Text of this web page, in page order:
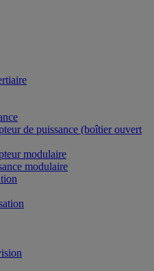
de puissance (boîtier ouvert
modulaire
modulaire